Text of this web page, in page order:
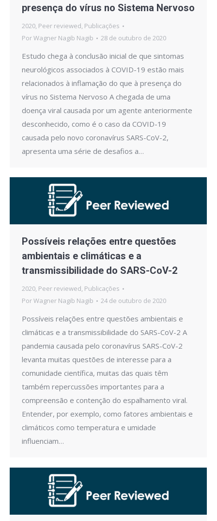
presença do vírus no Sistema Nervoso
2020, Peer reviewed, Publicações
PorWagner Nagib Nagib 28 de outubro de 2020
Estudo chega à conclusão inicial de que sintomas
neurológicos associados à COVID-19 estão mais
relacionados à inflamação do que à presença do
vírus no Sistema Nervoso A chegada de uma
doença viral causada por um agente anteriormente
desconhecido, como é o caso da COVID-19
causada pelo novo coronavírus SARS-CoV-2,
apresenta uma série de desafios a…
Possíveis relações entre questões
ambientais e climáticas e a
transmissibilidade do SARS-CoV-2
2020, Peer reviewed, Publicações
PorWagner Nagib Nagib 24 de outubro de 2020
Possíveis relações entre questões ambientais e
climáticas e a transmissibilidade do SARS-CoV-2 A
pandemia causada pelo coronavírus SARS-CoV-2
levanta muitas questões de interesse para a
comunidade científica, muitas das quais têm
também repercussões importantes para a
compreensão e contenção do espalhamento viral.
Entender, por exemplo, como fatores ambientais e
climáticos como temperatura e umidade
influenciam…